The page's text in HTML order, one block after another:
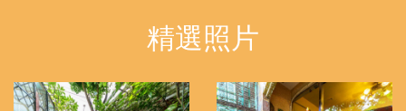
精選照片